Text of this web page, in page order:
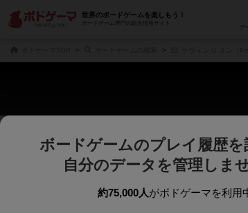
世界のボードゲームを楽しもう！
ボードゲーム専門の総合情報サイト
じっくり表示
商品名、商品説明文、デザイナー名、テーマ名、メカニク
ゲームデザ
ゲームデザ
ボードゲームのプレイ履歴を
自分のデータを管理しま
約75,000人がボドゲーマを利用